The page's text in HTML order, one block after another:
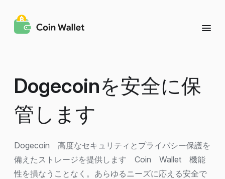
Dogecoinを安全に保
管します
Dogecoin 高度なセキュリティとプライバシー保護を
備えたストレージを提供します Coin Wallet 機能
性を損なうことなく。あらゆるニーズに応える安全で